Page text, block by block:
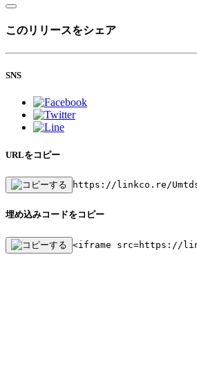
このリリースをシェア
SNS
URLをコピー
https://linkco.re/
埋め込みコードをコピー
<iframe src=https://